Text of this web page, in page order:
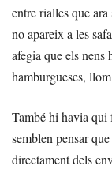
entre rialles que
no apareix a les
afegia que els nens
hamburgueses,
També hi havia qui
semblen pensar
directament dels